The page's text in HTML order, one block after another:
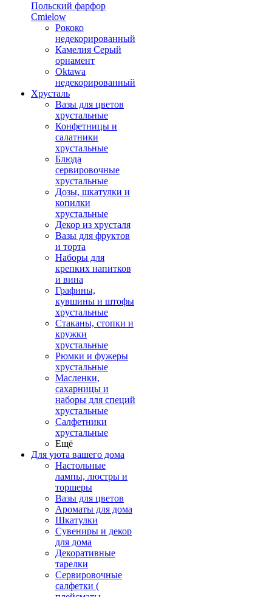
Польский фарфор
Сmielow
Рококо
недекорированный
Камелия Серый
орнамент
Oktawa
недекорированный
Хрусталь
Вазы для цветов
хрустальные
Конфетницы и
салатники
хрустальные
Блюда
сервировочные
хрустальные
Дозы, шкатулки и
копилки
хрустальные
Декор из хрусталя
Вазы для фруктов
и торта
Наборы для
крепких напитков
и вина
Графины,
кувшины и штофы
хрустальные
Стаканы, стопки и
кружки
хрустальные
Рюмки и фужеры
хрустальные
Масленки,
сахарницы и
наборы для специй
хрустальные
Салфетники
хрустальные
Ещё
Для уюта вашего дома
Настольные
лампы, люстры и
торшеры
Вазы для цветов
Ароматы для дома
Шкатулки
Сувениры и декор
для дома
Декоративные
тарелки
Сервировочные
салфетки (